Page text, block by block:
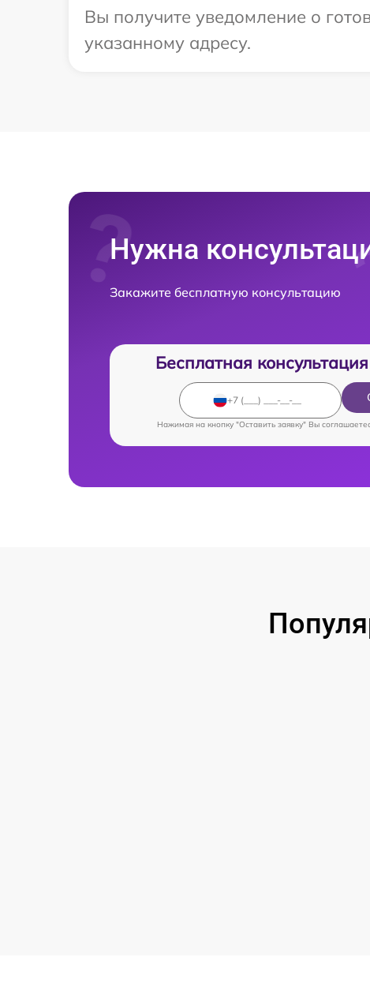
Вы получите уведомление о
указанному адресу.
Нужна
Закажите бесплатную консультацию
Бесплатная
Нажимая на кнопку "Оставить заявку" Вы